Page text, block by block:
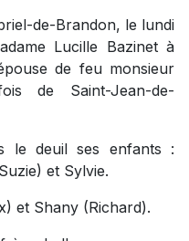
de-Brandon, le lundi
Lucille Bazinet à
de feu monsieur
de Saint-Jean-de-
le deuil ses enfants :
et Sylvie.
et Shany (Richard).